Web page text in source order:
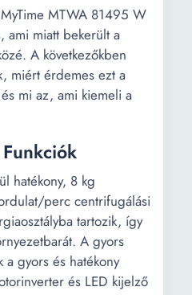
MTWA 81495 W
ami miatt bekerült a
A következőkben
miért érdemes ezt a
mi az, ami kiemeli a
hatékony, 8 kg
perc centrifugálási
tartozik, így
A gyors
a gyors és hatékony
és LED kijelző